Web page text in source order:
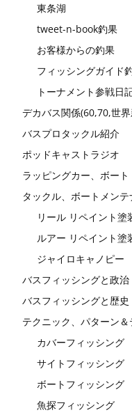
東条湖
tweet-n-book釣果
お客様からの釣果
フィッシングガイド
トーナメント参戦日
デカバス関係(60,70,世
バスプロタックル紹介
ポッドキャストラジオ
ラッピングカー、ボート
タックル、ボートメンテ
リール リペイント塗
ルアー リペイント塗
ジャイロキャノピー
バスフィッシングと政治
バスフィッシングと歴史
テクニック、パターン＆
カバーフィッシング
サイトフィッシング
ボートフィッシング
魚探フィッシング